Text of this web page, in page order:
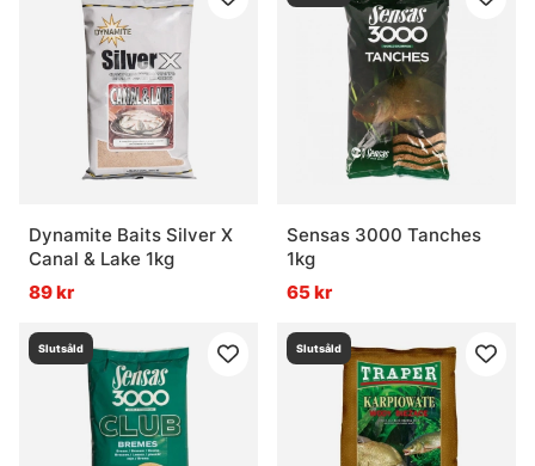
Dynamite Baits Silver X
Canal & Lake 1kg
89 kr
Sensas 3000 Tanches
1kg
65 kr
Slutsåld Slutsåld